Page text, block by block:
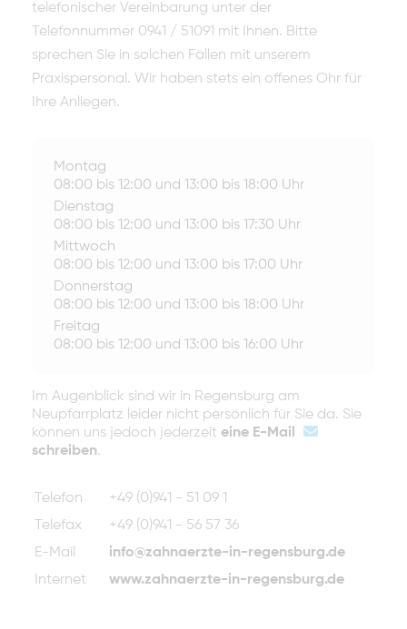
telefonischer Vereinbarung unter der
Telefonnummer 0941 / 51091 mit Ihnen. Bitte
sprechen Sie in solchen Fällen mit unserem
Praxispersonal. Wir haben stets ein offenes Ohr für
Ihre Anliegen.
Montag
08:00 bis 12:00 und 13:00 bis 18:00 Uhr
Dienstag
08:00 bis 12:00 und 13:00 bis 17:30 Uhr
Mittwoch
08:00 bis 12:00 und 13:00 bis 17:00 Uhr
Donnerstag
08:00 bis 12:00 und 13:00 bis 18:00 Uhr
Freitag
08:00 bis 12:00 und 13:00 bis 16:00 Uhr
Im Augenblick sind wir in Regensburg am
Neupfarrplatz leider nicht persönlich für Sie da. Sie
können uns jedoch jederzeit eine E-Mail
schreiben.
Telefon
+49 (0)941 - 51 09 1
Telefax
+49 (0)941 - 56 57 36
E-Mail
info@zahnaerzte-in-regensburg.de
Internet
www.zahnaerzte-in-regensburg.de